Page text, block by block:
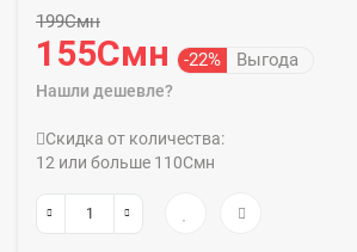
199Смн
155Смн -22% Выгода
Нашли дешевле?
Скидка от количества:
12 или больше 110Смн